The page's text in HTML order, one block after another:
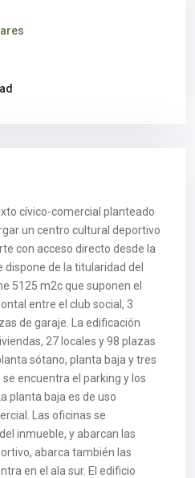
cívico-comercial planteado
un centro cultural deportivo
con acceso directo desde la
dispone de la titularidad del
5125 m2c que suponen el
entre el club social, 3
de garaje. La edificación
27 locales y 98 plazas
sótano, planta baja y tres
encuentra el parking y los
planta baja es de uso
Las oficinas se
inmueble, y abarcan las
abarca también las
en el ala sur. El edificio